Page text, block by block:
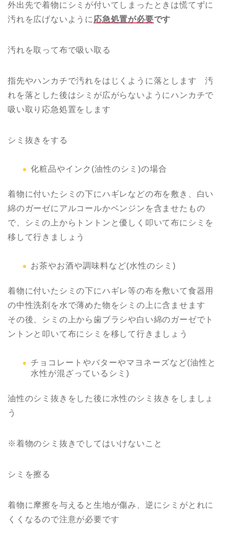
外出先で着物にシミが付いてしまったときは慌てずに
汚れを広げないように 応急処置が必要です
汚れを取って布で吸い取る
指先やハンカチで汚れをはじくように落とします 汚
れを落とした後はシミが広がらないようにハンカチで
吸い取り応急処置をします
シミ抜きをする
化粧品やインク(油性のシミ)の場合
着物に付いたシミの下にハギレなどの布を敷き、白い
綿のガーゼにアルコールかベンジンを含ませたもの
で、シミの上からトントンと優しく叩いて布にシミを
移して行きましょう
お茶やお酒や調味料など(水性のシミ)
着物に付いたシミの下にハギレ等の布を敷いて食器用
の中性洗剤を水で薄めた物をシミの上に含ませます
その後、シミの上から歯ブラシや白い綿のガーゼでト
ントンと叩いて布にシミを移して行きましょう
チョコレートやバターやマヨネーズなど(油性と
水性が混ざっているシミ)
油性のシミ抜きをした後に水性のシミ抜きをしましょ
う
※着物のシミ抜きでしてはいけないこと
シミを擦る
着物に摩擦を与えると生地が傷み、逆にシミがとれに
くくなるので注意が必要です